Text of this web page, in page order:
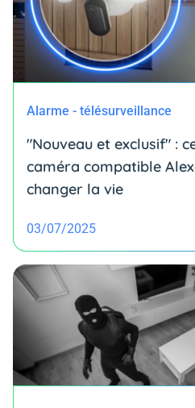
Alarme - télésurveillance
"Nouveau et exclusif" :
caméra compatible
changer la vie
03/07/2025